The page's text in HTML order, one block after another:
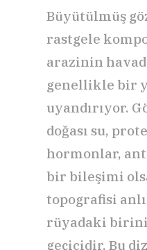
Büyütülmüş
rastgele
arazinin
genellikle bir
uyandırıyor.
doğası su,
hormonlar,
bir bileşimi
topografisi
rüyadaki
geçicidir. Bu